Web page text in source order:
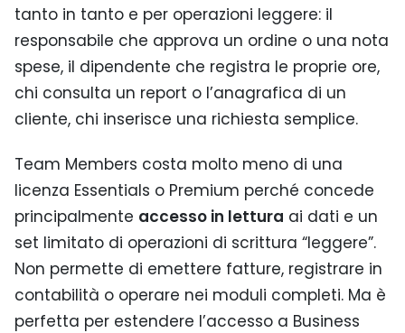
tanto in tanto e per operazioni leggere: il
responsabile che approva un ordine o una nota
spese, il dipendente che registra le proprie ore,
chi consulta un report o l’anagrafica di un
cliente, chi inserisce una richiesta semplice.
Team Members costa molto meno di una
licenza Essentials o Premium perché concede
principalmente accesso in lettura ai dati e un
set limitato di operazioni di scrittura “leggere”.
Non permette di emettere fatture, registrare in
contabilità o operare nei moduli completi. Ma è
perfetta per estendere l’accesso a Business